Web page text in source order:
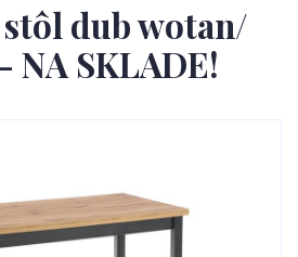
stôl dub wotan/
NA SKLADE!